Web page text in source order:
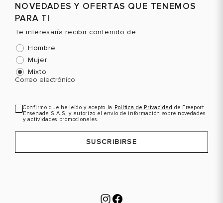
Selecciona una talla
EUR
36 5.5
Color
Selecciona una talla
37 6.5
39.5 8.5
NOVEDADES Y OFERTAS QUE TENEMOS
PARA TI
Te interesaría recibir contenido de:
Hombre
Mujer
Mixto
Correo electrónico
Confirmo que he leído y acepto la Política de Privacidad de Freeport -
Ensenada S.A.S, y autorizo el envío de información sobre novedades
y actividades promocionales.
SUSCRIBIRSE